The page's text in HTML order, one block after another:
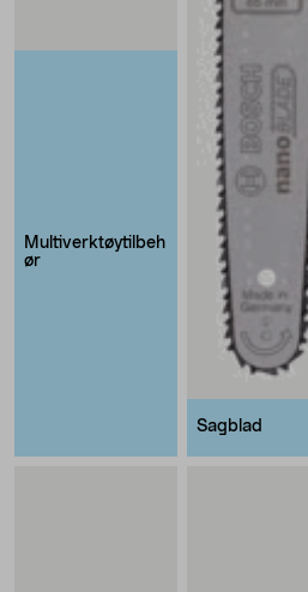
Multiverktøytilbeh
ør
Sagblad